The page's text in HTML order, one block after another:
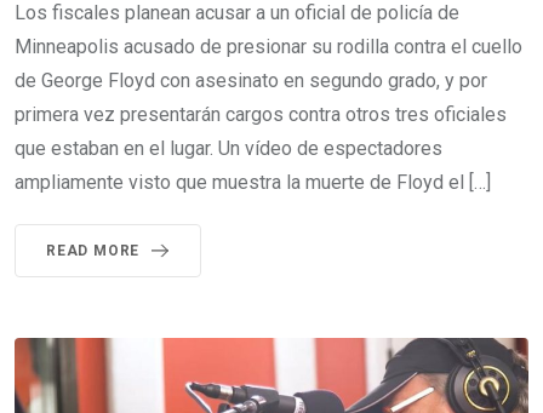
Los fiscales planean acusar a un oficial de policía de
Minneapolis acusado de presionar su rodilla contra el cuello
de George Floyd con asesinato en segundo grado, y por
primera vez presentarán cargos contra otros tres oficiales
que estaban en el lugar. Un vídeo de espectadores
ampliamente visto que muestra la muerte de Floyd el […]
READ MORE